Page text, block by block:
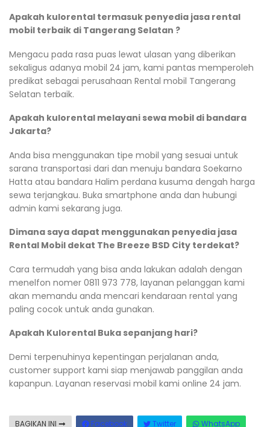
Apakah kulorental termasuk penyedia jasa rental
mobil terbaik di Tangerang Selatan ?
Mengacu pada rasa puas lewat ulasan yang diberikan
sekaligus adanya mobil 24 jam, kami pantas memperoleh
predikat sebagai perusahaan Rental mobil Tangerang
Selatan terbaik.
Apakah kulorental melayani sewa mobil di bandara
Jakarta?
Anda bisa menggunakan tipe mobil yang sesuai untuk
sarana transportasi dari dan menuju bandara Soekarno
Hatta atau bandara Halim perdana kusuma dengah harga
sewa terjangkau. Buka smartphone anda dan hubungi
admin kami sekarang juga.
Dimana saya dapat menggunakan penyedia jasa
Rental Mobil dekat The Breeze BSD City terdekat?
Cara termudah yang bisa anda lakukan adalah dengan
menelfon nomer 0811 973 778, layanan pelanggan kami
akan memandu anda mencari kendaraan rental yang
paling cocok untuk anda gunakan.
Apakah Kulorental Buka sepanjang hari?
Demi terpenuhinya kepentingan perjalanan anda,
customer support kami siap menjawab panggilan anda
kapanpun. Layanan reservasi mobil kami online 24 jam.
BAGIKAN INI Facebook Twitter WhatsApp